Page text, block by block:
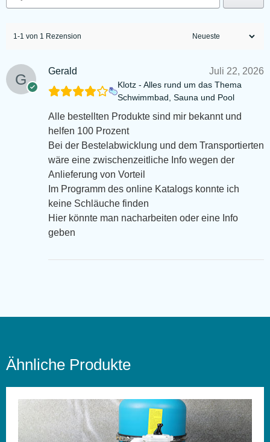
1-1 von 1 Rezension
Gerald Juli 22, 2026
Klotz - Alles rund um das Thema
Schwimmbad, Sauna und Pool
Alle bestellten Produkte sind mir bekannt und
helfen 100 Prozent
Bei der Bestelabwicklung und dem Transportierten
wäre eine zwischenzeitliche Info wegen der
Anlieferung von Vorteil
Im Programm des online Katalogs konnte ich
keine Schläuche finden
Hier könnte man nacharbeiten oder eine Info
geben
Ähnliche Produkte